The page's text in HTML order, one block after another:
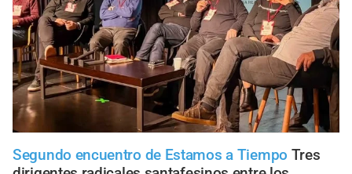
Segundo encuentro de Estamos a Tiempo Tres